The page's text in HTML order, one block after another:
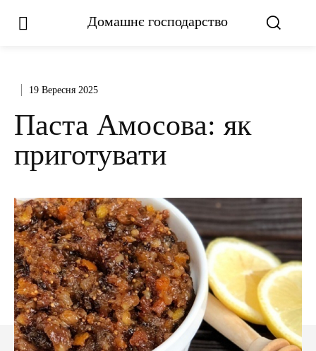
Домашнє господарство
19 Вересня 2025
Паста Амосова: як
приготувати